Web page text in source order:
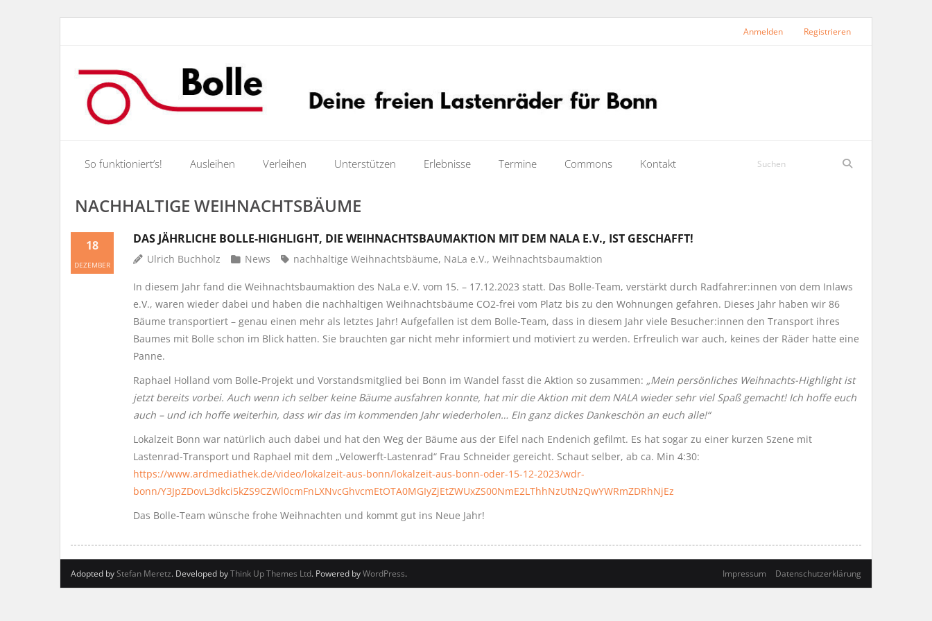
Anmelden Registrieren
So funktioniert’s! Ausleihen Verleihen Unterstützen Erlebnisse Termine Commons Kontakt
NACHHALTIGE WEIHNACHTSBÄUME
DAS JÄHRLICHE BOLLE-HIGHLIGHT, DIE WEIHNACHTSBAUMAKTION MIT DEM NALA E.V., IST GESCHAFFT!
18
DEZEMBER Ulrich Buchholz News nachhaltige Weihnachtsbäume, NaLa e.V., Weihnachtsbaumaktion
In diesem Jahr fand die Weihnachtsbaumaktion des NaLa e.V. vom 15. – 17.12.2023 statt. Das Bolle-Team, verstärkt durch Radfahrer:innen von dem Inlaws
e.V., waren wieder dabei und haben die nachhaltigen Weihnachtsbäume CO2-frei vom Platz bis zu den Wohnungen gefahren. Dieses Jahr haben wir 86
Bäume transportiert – genau einen mehr als letztes Jahr! Aufgefallen ist dem Bolle-Team, dass in diesem Jahr viele Besucher:innen den Transport ihres
Baumes mit Bolle schon im Blick hatten. Sie brauchten gar nicht mehr informiert und motiviert zu werden. Erfreulich war auch, keines der Räder hatte eine
Panne.
Raphael Holland vom Bolle-Projekt und Vorstandsmitglied bei Bonn im Wandel fasst die Aktion so zusammen: „Mein persönliches Weihnachts-Highlight ist
jetzt bereits vorbei. Auch wenn ich selber keine Bäume ausfahren konnte, hat mir die Aktion mit dem NALA wieder sehr viel Spaß gemacht! Ich hoffe euch
auch – und ich hoffe weiterhin, dass wir das im kommenden Jahr wiederholen… EIn ganz dickes Dankeschön an euch alle!“
Lokalzeit Bonn war natürlich auch dabei und hat den Weg der Bäume aus der Eifel nach Endenich gefilmt. Es hat sogar zu einer kurzen Szene mit
Lastenrad-Transport und Raphael mit dem „Velowerft-Lastenrad“ Frau Schneider gereicht. Schaut selber, ab ca. Min 4:30:
https://www.ardmediathek.de/video/lokalzeit-aus-bonn/lokalzeit-aus-bonn-oder-15-12-2023/wdr-
bonn/Y3JpZDovL3dkci5kZS9CZWl0cmFnLXNvcGhvcmEtOTA0MGIyZjEtZWUxZS00NmE2LThhNzUtNzQwYWRmZDRhNjEz
Das Bolle-Team wünsche frohe Weihnachten und kommt gut ins Neue Jahr!
Adopted byStefan Meretz. Developed byThink Up Themes Ltd. Powered byWordPress. Impressum Datenschutzerklärung